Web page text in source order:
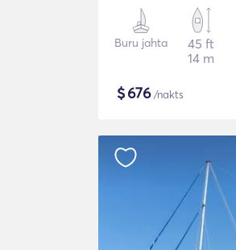
Buru jahta
45 ft
14 m
$676/nakts